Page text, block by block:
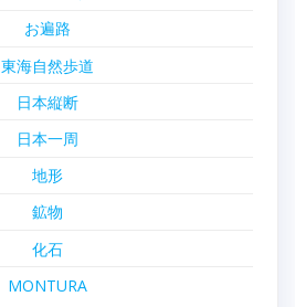
お遍路
東海自然歩道
日本縦断
日本一周
地形
鉱物
化石
MONTURA